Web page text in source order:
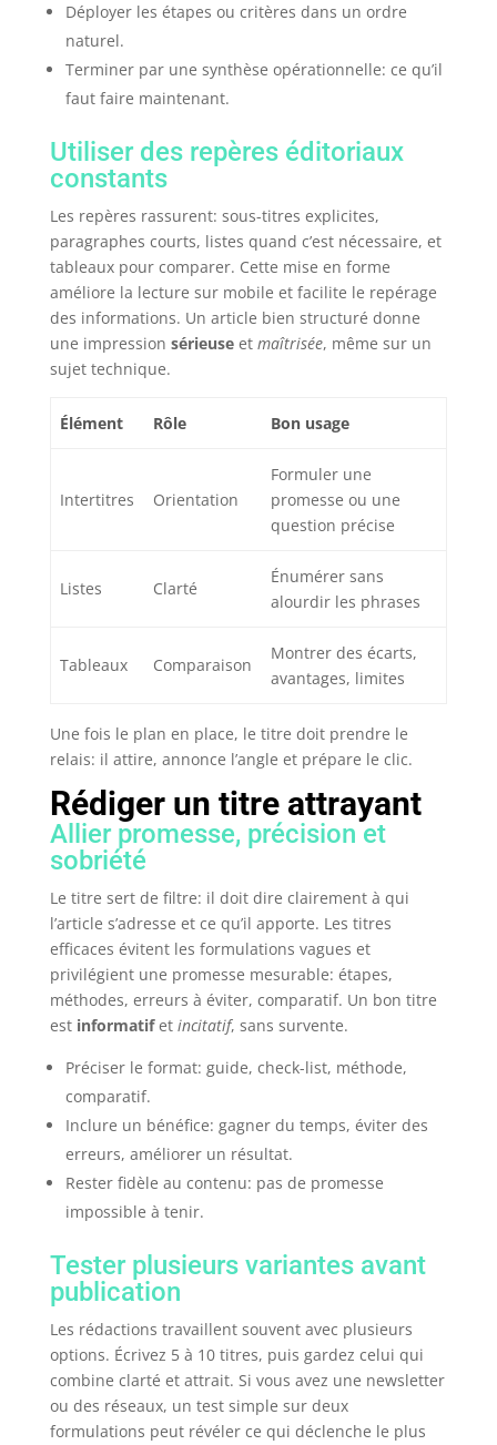
Déployer les étapes ou critères dans un ordre
naturel.
Terminer par une synthèse opérationnelle: ce qu’il
faut faire maintenant.
Utiliser des repères éditoriaux
constants
Les repères rassurent: sous-titres explicites,
paragraphes courts, listes quand c’est nécessaire, et
tableaux pour comparer. Cette mise en forme
améliore la lecture sur mobile et facilite le repérage
des informations. Un article bien structuré donne
une impression sérieuseet maîtrisée, même sur un
sujet technique.
Élément Rôle Bon usage
Intertitres Orientation
Formuler une
promesse ou une
question précise
Listes Clarté
Énumérer sans
alourdir les phrases
Tableaux Comparaison
Montrer des écarts,
avantages, limites
Une fois le plan en place, le titre doit prendre le
relais: il attire, annonce l’angle et prépare le clic.
Rédiger un titre attrayant
Allier promesse, précision et
sobriété
Le titre sert de filtre: il doit dire clairement à qui
l’article s’adresse et ce qu’il apporte. Les titres
efficaces évitent les formulations vagues et
privilégient une promesse mesurable: étapes,
méthodes, erreurs à éviter, comparatif. Un bon titre
est informatifet incitatif, sans survente.
Préciser le format: guide, check-list, méthode,
comparatif.
Inclure un bénéfice: gagner du temps, éviter des
erreurs, améliorer un résultat.
Rester fidèle au contenu: pas de promesse
impossible à tenir.
Tester plusieurs variantes avant
publication
Les rédactions travaillent souvent avec plusieurs
options. Écrivez 5 à 10 titres, puis gardez celui qui
combine clarté et attrait. Si vous avez une newsletter
ou des réseaux, un test simple sur deux
formulations peut révéler ce qui déclenche le plus